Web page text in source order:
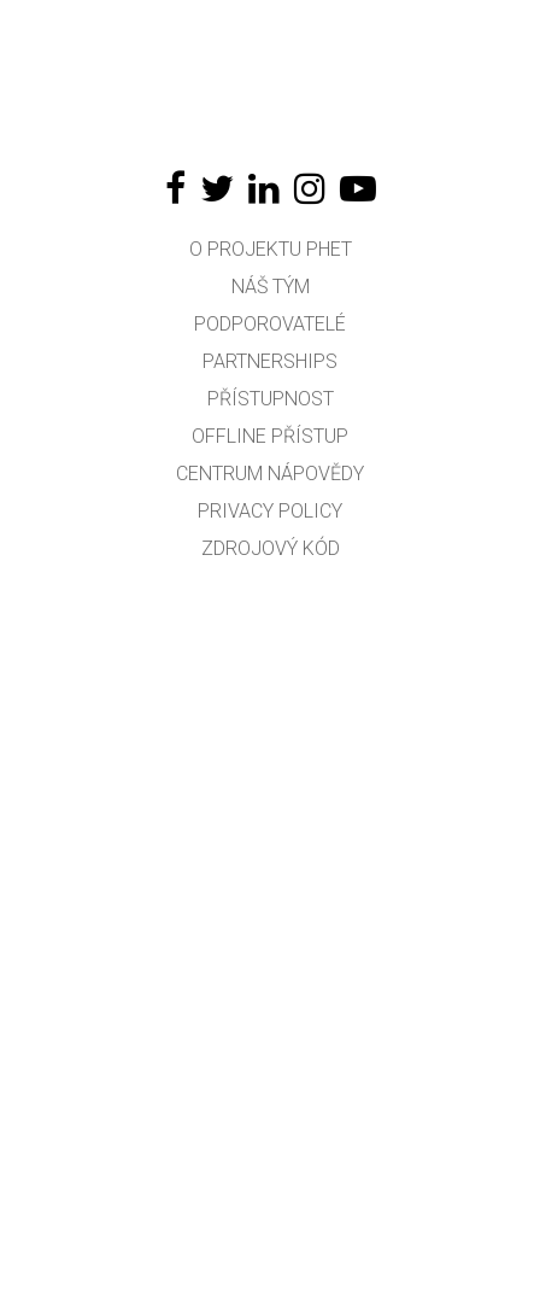
O PROJEKTU PHET
NÁŠ TÝM
PODPOROVATELÉ
PARTNERSHIPS
PŘÍSTUPNOST
OFFLINE PŘÍSTUP
CENTRUM NÁPOVĚDY
PRIVACY POLICY
ZDROJOVÝ KÓD